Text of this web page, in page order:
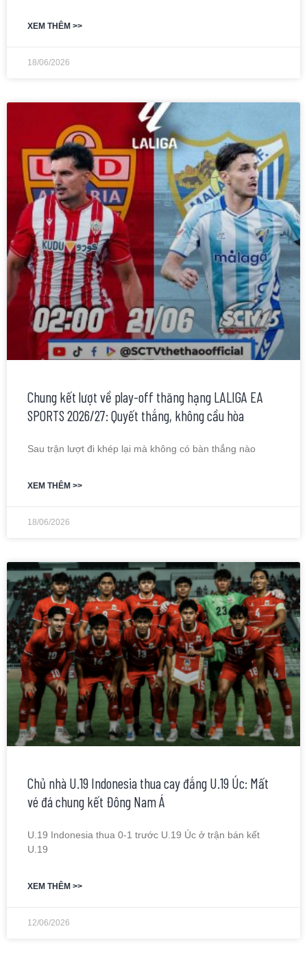
XEM THÊM >>
18/06/2026
Chung kết lượt về play-off thăng hạng LALIGA EA
SPORTS 2026/27: Quyết thắng, không cầu hòa
Sau trận lượt đi khép lại mà không có bàn thắng nào
XEM THÊM >>
18/06/2026
Chủ nhà U.19 Indonesia thua cay đắng U.19 Úc: Mất
vé đá chung kết Đông Nam Á
U.19 Indonesia thua 0-1 trước U.19 Úc ở trận bán kết
U.19
XEM THÊM >>
12/06/2026